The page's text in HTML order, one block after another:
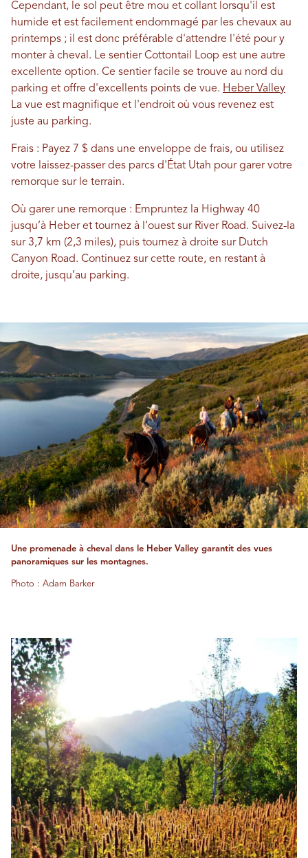
Cependant, le sol peut être mou et collant lorsqu'il est
humide et est facilement endommagé par les chevaux au
printemps ; il est donc préférable d'attendre l'été pour y
monter à cheval. Le sentier Cottontail Loop est une autre
excellente option. Ce sentier facile se trouve au nord du
parking et offre d'excellents points de vue. Heber Valley
La vue est magnifique et l'endroit où vous revenez est
juste au parking.
Frais : Payez 7 $ dans une enveloppe de frais, ou utilisez
votre laissez-passer des parcs d'État Utah pour garer votre
remorque sur le terrain.
Où garer une remorque : Empruntez la Highway 40
jusqu’à Heber et tournez à l’ouest sur River Road. Suivez-la
sur 3,7 km (2,3 miles), puis tournez à droite sur Dutch
Canyon Road. Continuez sur cette route, en restant à
droite, jusqu’au parking.
Une promenade à cheval dans le Heber Valley garantit des vues
panoramiques sur les montagnes.
Photo : Adam Barker